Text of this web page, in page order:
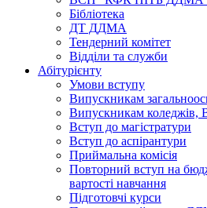
Бібліотека
ДТ ДДМА
Тендерний комітет
Відділи та служби
Абітурієнту
Умови вступу
Випускникам
Випускникам коледжів,
Вступ до магістратури
Вступ до аспірантури
Приймальна комісія
Повторний вступ на
вартості навчання
Підготовчі курси